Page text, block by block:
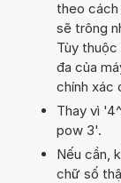
theo
sẽ trông
Tùy
đa của
chính xác
Thay vì
pow 3'.
Nếu cần,
chữ số